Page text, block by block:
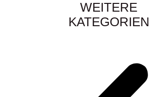
WEITERE
KATEGORIEN